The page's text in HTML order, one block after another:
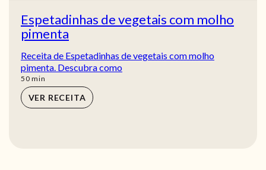
Espetadinhas de vegetais com molho
pimenta
Receita de Espetadinhas de vegetais com molho
pimenta. Descubra como
50min
min
VER RECEITA